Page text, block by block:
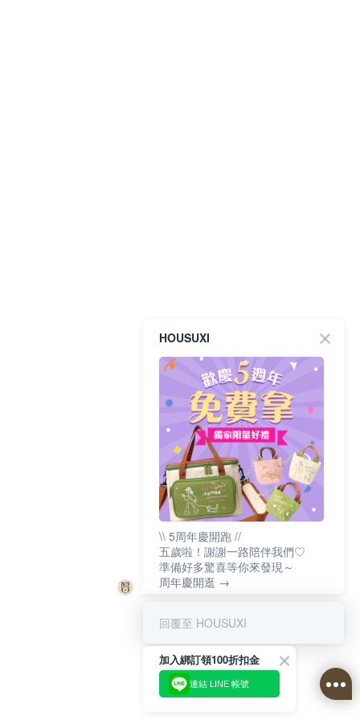
HOUSUXI
\\ 5周年慶開跑 //
五歲啦！謝謝一路陪伴我們♡
準備好多驚喜等你來發現～
周年慶開逛 →
回覆至 HOUSUXI
加入綁訂領100折扣金
連結 LINE 帳號